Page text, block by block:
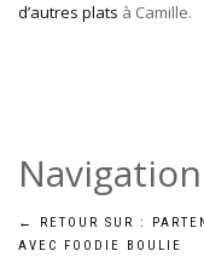
d’autres plats à Camille.
←
RETOUR SUR :
AVEC FOODIE BOULIE